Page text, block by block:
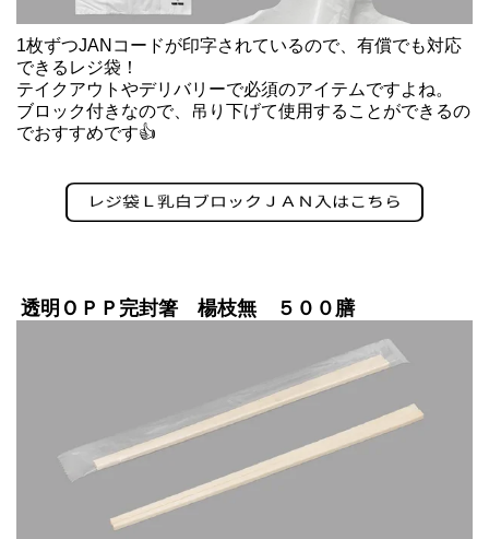
1枚ずつJANコードが印字されているので、有償でも対応
できるレジ袋！
テイクアウトやデリバリーで必須のアイテムですよね。
ブロック付きなので、吊り下げて使用することができるの
でおすすめです👍
透明ＯＰＰ完封箸 楊枝無 ５００膳